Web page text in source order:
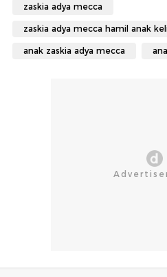
zaskia adya mecca
zaskia adya mecca hamil anak
anak zaskia adya mecca